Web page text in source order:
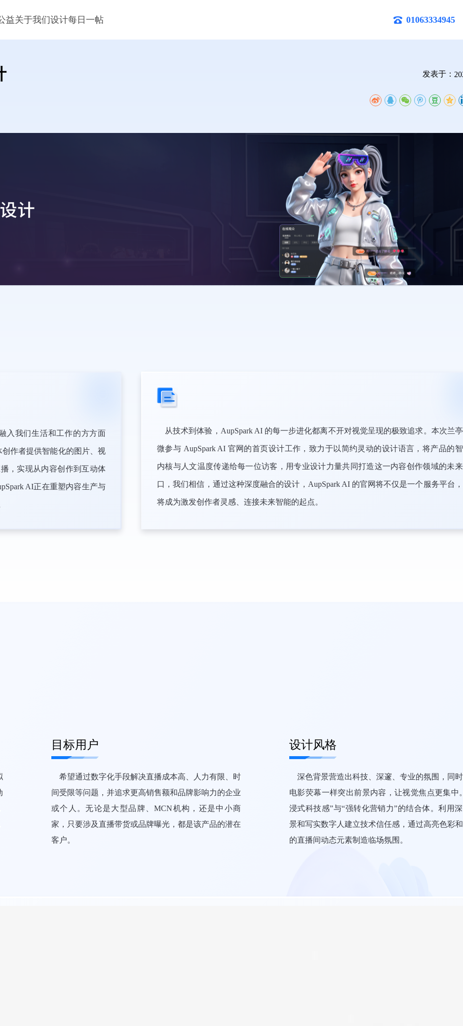
益关于我们设计每日一帖 01063334945
发表于：
入我们生活和工作的方方面
作者提供智能化的图片、视
，实现从内容创作到互动体
AI正在重塑内容生产与
从技术到体验，AupSpark AI 的每一步进化都离不开对视觉呈现的极致追求。本次兰
微参与 AupSpark AI 官网的首页设计工作，致力于以简约灵动的设计语言，将产品的
内核与人文温度传递给每一位访客，用专业设计力量共同打造这一内容创作领域的未
口，我们相信，通过这种深度融合的设计，AupSpark AI 的官网将不仅是一个服务平台
将成为激发创作者灵感、连接未来智能的起点。
目标用户
希望通过数字化手段解决直播成本高、人力有限、时
间受限等问题，并追求更高销售额和品牌影响力的企业
或个人。无论是大型品牌、MCN机构，还是中小商
家，只要涉及直播带货或品牌曝光，都是该产品的潜在
客户。
设计风格
深色背景营造出科技、深邃、专业的氛围，同
电影荧幕一样突出前景内容，让视觉焦点更集中
浸式科技感”与“强转化营销力”的结合体。利用
景和写实数字人建立技术信任感，通过高亮色彩
的直播间动态元素制造临场氛围。